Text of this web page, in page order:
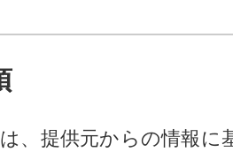
、提供元からの情報に